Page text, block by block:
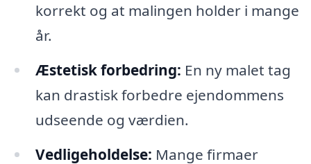
korrekt og at malingen holder i mange
år.
Æstetisk forbedring: En ny malet tag
kan drastisk forbedre ejendommens
udseende og værdien.
Vedligeholdelse: Mange firmaer